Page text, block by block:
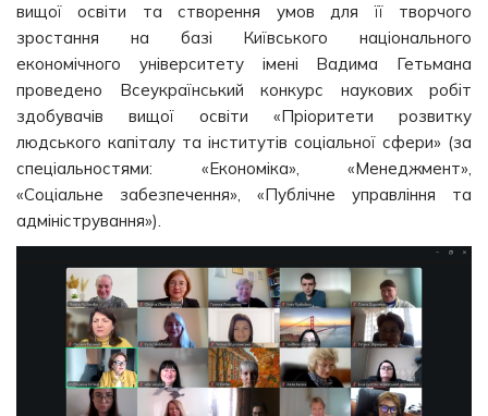
вищої освіти та створення умов для її творчого
зростання на базі Київського національного
економічного університету імені Вадима Гетьмана
проведено Всеукраїнський конкурс наукових робіт
здобувачів вищої освіти «Пріоритети розвитку
людського капіталу та інститутів соціальної сфери» (за
спеціальностями: «Економіка», «Менеджмент»,
«Соціальне забезпечення», «Публічне управління та
адміністрування»).